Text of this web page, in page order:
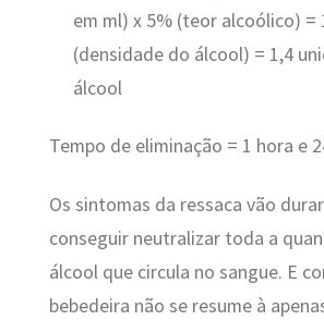
em ml) x 5% (teor alcoólico) =
(densidade do álcool) = 1,4
álcool
Tempo de eliminação = 1 hora e
Os sintomas da ressaca vão
conseguir neutralizar toda a
álcool que circula no sangue. E
bebedeira não se resume à